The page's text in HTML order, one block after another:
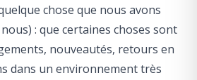
chose que nous avons
: que certaines choses sont
nouveautés, retours en
dans un environnement très